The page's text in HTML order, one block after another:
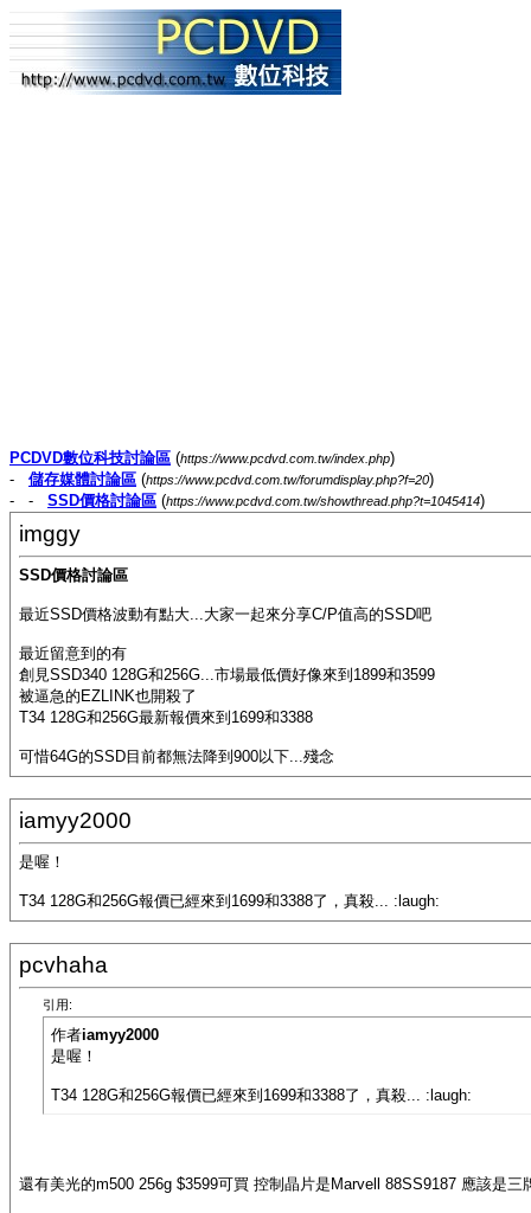
PCDVD數位科技討論區 (https://www.pcdvd.com.tw/index.php)
- 儲存媒體討論區 (https://www.pcdvd.com.tw/forumdisplay.php?f=20)
- - SSD價格討論區 (https://www.pcdvd.com.tw/showthread.php?t=1045414)
imggy
SSD價格討論區
最近SSD價格波動有點大...大家一起來分享C/P值高的SSD吧
最近留意到的有
創見SSD340 128G和256G...市場最低價好像來到1899和3599
被逼急的EZLINK也開殺了
T34 128G和256G最新報價來到1699和3388
可惜64G的SSD目前都無法降到900以下...殘念
iamyy2000
是喔！
T34 128G和256G報價已經來到1699和3388了，真殺... :laugh:
pcvhaha
引用:
作者iamyy2000
是喔！
T34 128G和256G報價已經來到1699和3388了，真殺... :laugh:
還有美光的m500 256g $3599可買 控制晶片是Marvell 88SS9187 應該是